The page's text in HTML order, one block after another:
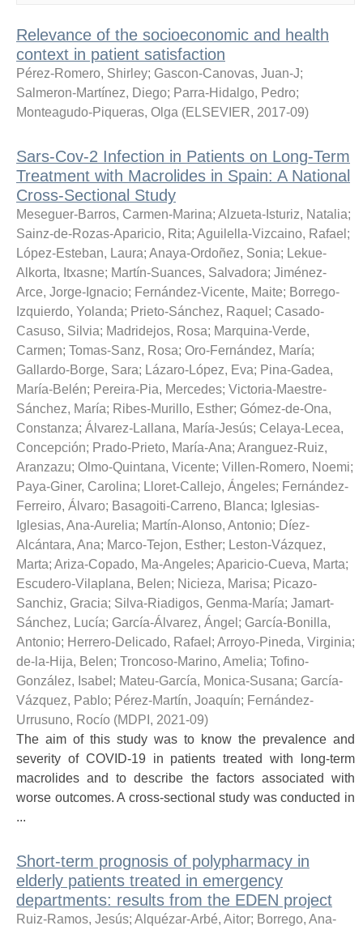
Relevance of the socioeconomic and health
context in patient satisfaction
Pérez-Romero, Shirley; Gascon-Canovas, Juan-J;
Salmeron-Martínez, Diego; Parra-Hidalgo, Pedro;
Monteagudo-Piqueras, Olga (ELSEVIER, 2017-09)
Sars-Cov-2 Infection in Patients on Long-Term
Treatment with Macrolides in Spain: A National
Cross-Sectional Study
Meseguer-Barros, Carmen-Marina; Alzueta-Isturiz, Natalia;
Sainz-de-Rozas-Aparicio, Rita; Aguilella-Vizcaino, Rafael ;
López-Esteban, Laura; Anaya-Ordoñez, Sonia; Lekue-
Alkorta, Itxasne; Martín-Suances, Salvadora; Jiménez-
Arce, Jorge-Ignacio; Fernández-Vicente, Maite; Borrego-
Izquierdo, Yolanda; Prieto-Sánchez, Raquel ; Casado-
Casuso, Silvia; Madridejos, Rosa; Marquina-Verde,
Carmen; Tomas-Sanz, Rosa; Oro-Fernández, María;
Gallardo-Borge, Sara; Lázaro-López, Eva; Pina-Gadea,
María-Belén; Pereira-Pia, Mercedes; Victoria-Maestre-
Sánchez, María; Ribes-Murillo, Esther; Gómez-de-Ona,
Constanza; Álvarez-Lallana, María-Jesús; Celaya-Lecea,
Concepción; Prado-Prieto, María-Ana; Aranguez-Ruiz,
Aranzazu; Olmo-Quintana, Vicente; Villen-Romero, Noemi;
Paya-Giner, Carolina; Lloret-Callejo, Ángeles; Fernández-
Ferreiro, Álvaro; Basagoiti-Carreno, Blanca; Iglesias-
Iglesias, Ana-Aurelia; Martín-Alonso, Antonio; Díez-
Alcántara, Ana; Marco-Tejon, Esther; Leston-Vázquez,
Marta; Ariza-Copado, Ma-Angeles; Aparicio-Cueva, Marta;
Escudero-Vilaplana, Belen; Nicieza, Marisa; Picazo-
Sanchiz, Gracia; Silva-Riadigos, Genma-María; Jamart-
Sánchez, Lucía; García-Álvarez, Ángel ; García-Bonilla,
Antonio; Herrero-Delicado, Rafael ; Arroyo-Pineda, Virginia;
de-la-Hija, Belen; Troncoso-Marino, Amelia; Tofino-
González, Isabel ; Mateu-García, Monica-Susana; García-
Vázquez, Pablo; Pérez-Martín, Joaquín; Fernández-
Urrusuno, Rocío (MDPI , 2021-09)
The aim of this study was to know the prevalence and
severity of COVID-19 in patients treated with long-term
macrolides and to describe the factors associated with
worse outcomes. A cross-sectional study was conducted in
...
Short-term prognosis of polypharmacy in
elderly patients treated in emergency
departments: results from the EDEN project
Ruiz-Ramos, Jesús; Alquézar-Arbé, Aitor; Borrego, Ana-